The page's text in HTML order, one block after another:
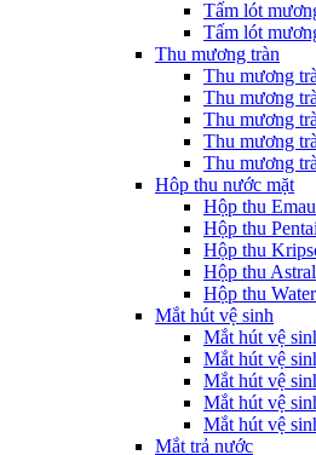
Tấm lót
Tấm lót
Thu mương tràn
Thu mương
Thu mương
Thu mương
Thu mương
Thu mương
Hôp thu nước mặt
Hộp thu
Hộp thu
Hộp thu
Hộp thu Astral
Hộp thu
Mắt hút vệ sinh
Mắt hút vệ
Mắt hút vệ
Mắt hút vệ
Mắt hút vệ
Mắt hút vệ
Mắt trả nước